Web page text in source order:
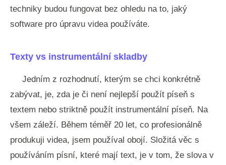
techniky budou fungovat bez ohledu na to, jaký
software pro úpravu videa používáte.
Texty vs instrumentální skladby
Jedním z rozhodnutí, kterým se chci konkrétně
zabývat, je, zda je či není nejlepší použít píseň s
textem nebo striktně použít instrumentální píseň. Na
všem záleží. Během téměř 20 let, co profesionálně
produkuji videa, jsem používal obojí. Složitá věc s
používáním písní, které mají text, je v tom, že slova v